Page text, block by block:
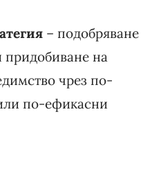
– подобряване
придобиване на
чрез по-
по-ефикасни